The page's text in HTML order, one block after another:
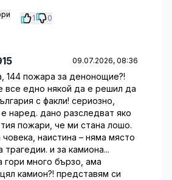
1 0
09.07.2026, 08:36
144 пожара за денонощие?!
все едно някой да е решил да
с факли! сериозно,
наред. дано разследват яко
тия пожари, че ми стана лошо.
човека, наистина – няма място
трагедии. и за камиона...
гори много бързо, ама
камион?! представям си